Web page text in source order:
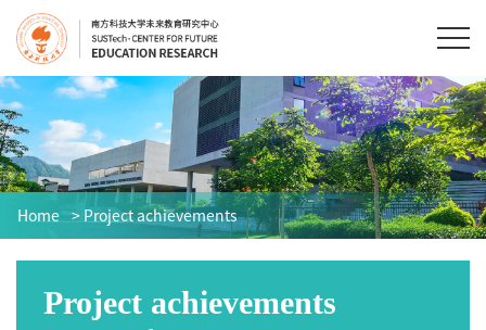
Home > Project achievements
Project achievements